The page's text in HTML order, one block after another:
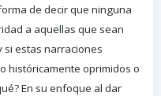
de decir que ninguna
a aquellas que sean
si estas narraciones
históricamente oprimidos o
En su enfoque al dar